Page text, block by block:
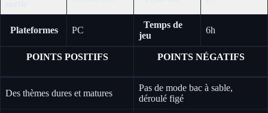
Plateformes PC
Temps de
jeu
6h
POINTS POSITIFS POINTS NÉGATIFS
Des thèmes dures et matures
Pas de mode bac à sable,
déroulé figé